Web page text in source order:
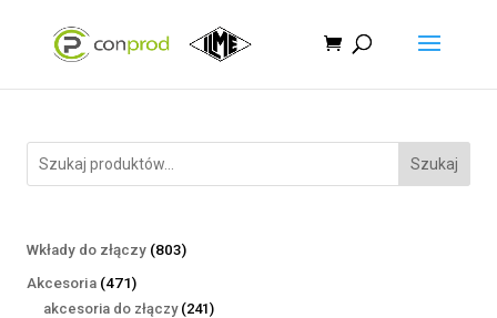
Szukaj
Wkłady do złączy 803803
Akcesoria 471471
produktów
akcesoria do złączy 241241